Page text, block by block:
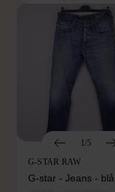
1/5
G-STAR RAW
G-star - Jeans - blå